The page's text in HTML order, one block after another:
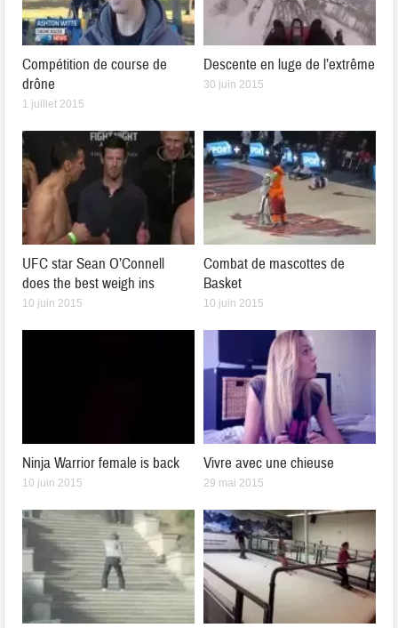
Compétition de course de
drône
1 juillet 2015
Descente en luge de l’extrême
30 juin 2015
UFC star Sean O’Connell
does the best weigh ins
10 juin 2015
Combat de mascottes de
Basket
10 juin 2015
Ninja Warrior female is back
10 juin 2015
Vivre avec une chieuse
29 mai 2015